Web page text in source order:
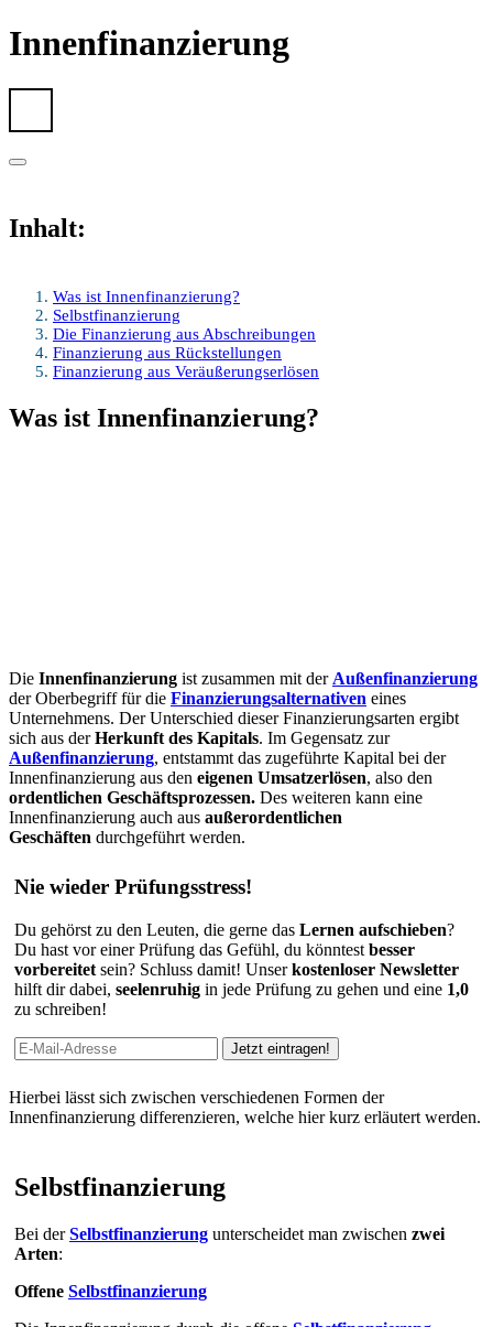
Innenfinanzierung
Inhalt:
Was ist Innenfinanzierung?
Selbstfinanzierung
Die Finanzierung aus Abschreibungen
Finanzierung aus Rückstellungen
Finanzierung aus Veräußerungserlösen
Was ist Innenfinanzierung?
Die Innenfinanzierung ist zusammen mit der Außenfinanzierung
der Oberbegriff für die Finanzierungsalternativen eines
Unternehmens. Der Unterschied dieser Finanzierungsarten ergibt
sich aus derHerkunft des Kapitals. Im Gegensatz zur
Außenfinanzierung, entstammt das zugeführte Kapital bei der
Innenfinanzierung aus den eigenen Umsatzerlösen, also den
ordentlichen Geschäftsprozessen. Des weiteren kann eine
Innenfinanzierung auch aus außerordentlichen
Geschäften durchgeführt werden.
Nie wieder Prüfungsstress!
Du gehörst zu den Leuten, die gerne das Lernen aufschieben?
Du hast vor einer Prüfung das Gefühl, du könntest besser
vorbereitet sein? Schluss damit! Unserkostenloser Newsletter
hilft dir dabei, seelenruhig in jede Prüfung zu gehen und eine 1,0
zu schreiben!
Hierbei lässt sich zwischen verschiedenen Formen der
Innenfinanzierung differenzieren, welche hier kurz erläutert werden.
Selbstfinanzierung
Bei derSelbstfinanzierung unterscheidet man zwischen zwei
Arten:
Offene Selbstfinanzierung